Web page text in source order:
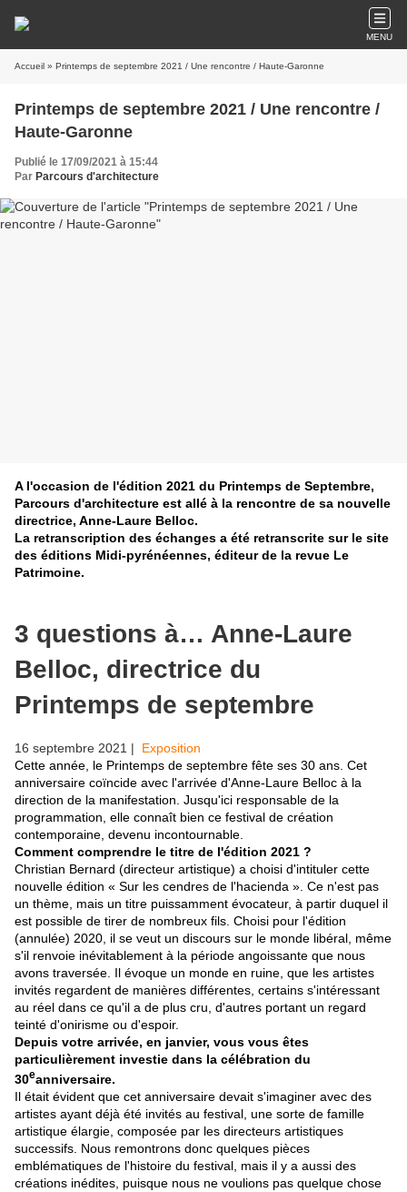
MENU
Accueil » Printemps de septembre 2021 / Une rencontre / Haute-Garonne
Printemps de septembre 2021 / Une rencontre /
Haute-Garonne
Publié le 17/09/2021 à 15:44
Par Parcours d'architecture
A l'occasion de l'édition 2021 du Printemps de Septembre,
Parcours d'architecture est allé à la rencontre de sa nouvelle
directrice, Anne-Laure Belloc.
La retranscription des échanges a été retranscrite sur le site
des éditions Midi-pyrénéennes, éditeur de la revue Le
Patrimoine.
3 questions à… Anne-Laure
Belloc, directrice du
Printemps de septembre
16 septembre 2021 | Exposition
Cette année, le Printemps de septembre fête ses 30 ans. Cet
anniversaire coïncide avec l'arrivée d'Anne-Laure Belloc à la
direction de la manifestation. Jusqu'ici responsable de la
programmation, elle connaît bien ce festival de création
contemporaine, devenu incontournable.
Comment comprendre le titre de l'édition 2021 ?
Christian Bernard (directeur artistique) a choisi d'intituler cette
nouvelle édition « Sur les cendres de l'hacienda ». Ce n'est pas
un thème, mais un titre puissamment évocateur, à partir duquel il
est possible de tirer de nombreux fils. Choisi pour l'édition
(annulée) 2020, il se veut un discours sur le monde libéral, même
s'il renvoie inévitablement à la période angoissante que nous
avons traversée. Il évoque un monde en ruine, que les artistes
invités regardent de manières différentes, certains s'intéressant
au réel dans ce qu'il a de plus cru, d'autres portant un regard
teinté d'onirisme ou d'espoir.
Depuis votre arrivée, en janvier, vous vous êtes
particulièrement investie dans la célébration du
30eanniversaire.
Il était évident que cet anniversaire devait s'imaginer avec des
artistes ayant déjà été invités au festival, une sorte de famille
artistique élargie, composée par les directeurs artistiques
successifs. Nous remontrons donc quelques pièces
emblématiques de l'histoire du festival, mais il y a aussi des
créations inédites, puisque nous ne voulions pas quelque chose